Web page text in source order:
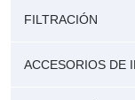
FILTRACIÓN
ACCESORIOS DE